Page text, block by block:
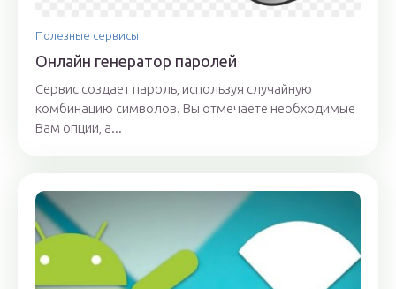
Полезные сервисы
Онлайн генератор паролей
Сервис создает пароль, используя случайную
комбинацию символов. Вы отмечаете необходимые
Вам опции, а...